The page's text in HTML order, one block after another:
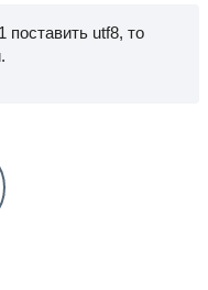
поставить utf8, то